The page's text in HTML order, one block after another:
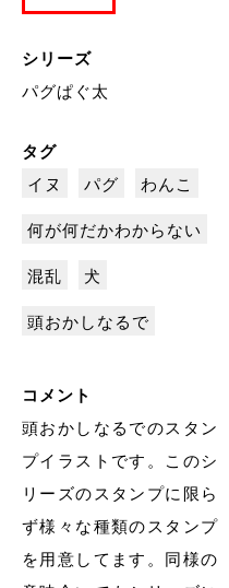
シリーズ
パグぱぐ太
タグ
イヌ パグ
わんこ
何が何だかわからない
混乱
犬
頭おかしなるで
コメント
頭おかしなるでのスタン
プイラストです。このシ
リーズのスタンプに限ら
ず様々な種類のスタンプ
を用意してます。同様の